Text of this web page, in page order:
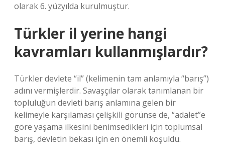
olarak 6. yüzyılda kurulmuştur.
Türkler il yerine hangi
kavramları kullanmışlardır?
Türkler devlete “il” (kelimenin tam anlamıyla “barış”)
adını vermişlerdir. Savaşçılar olarak tanımlanan bir
topluluğun devleti barış anlamına gelen bir
kelimeyle karşılaması çelişkili görünse de, “adalet”e
göre yaşama ilkesini benimsedikleri için toplumsal
barış, devletin bekası için en önemli koşuldu.